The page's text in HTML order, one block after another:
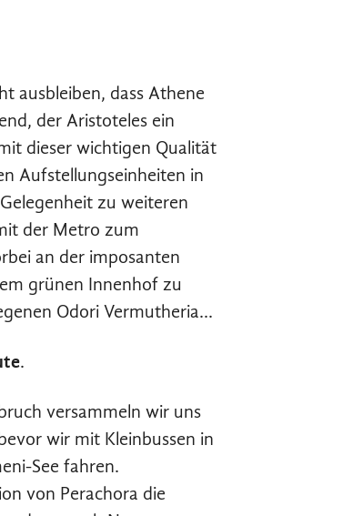
ausbleiben, dass Athene
der Aristoteles ein
dieser wichtigen Qualität
Aufstellungseinheiten in
zu weiteren
der Metro zum
an der imposanten
grünen Innenhof zu
Odori Vermutheria…
.
versammeln wir uns
wir mit Kleinbussen in
See fahren.
von Perachora die